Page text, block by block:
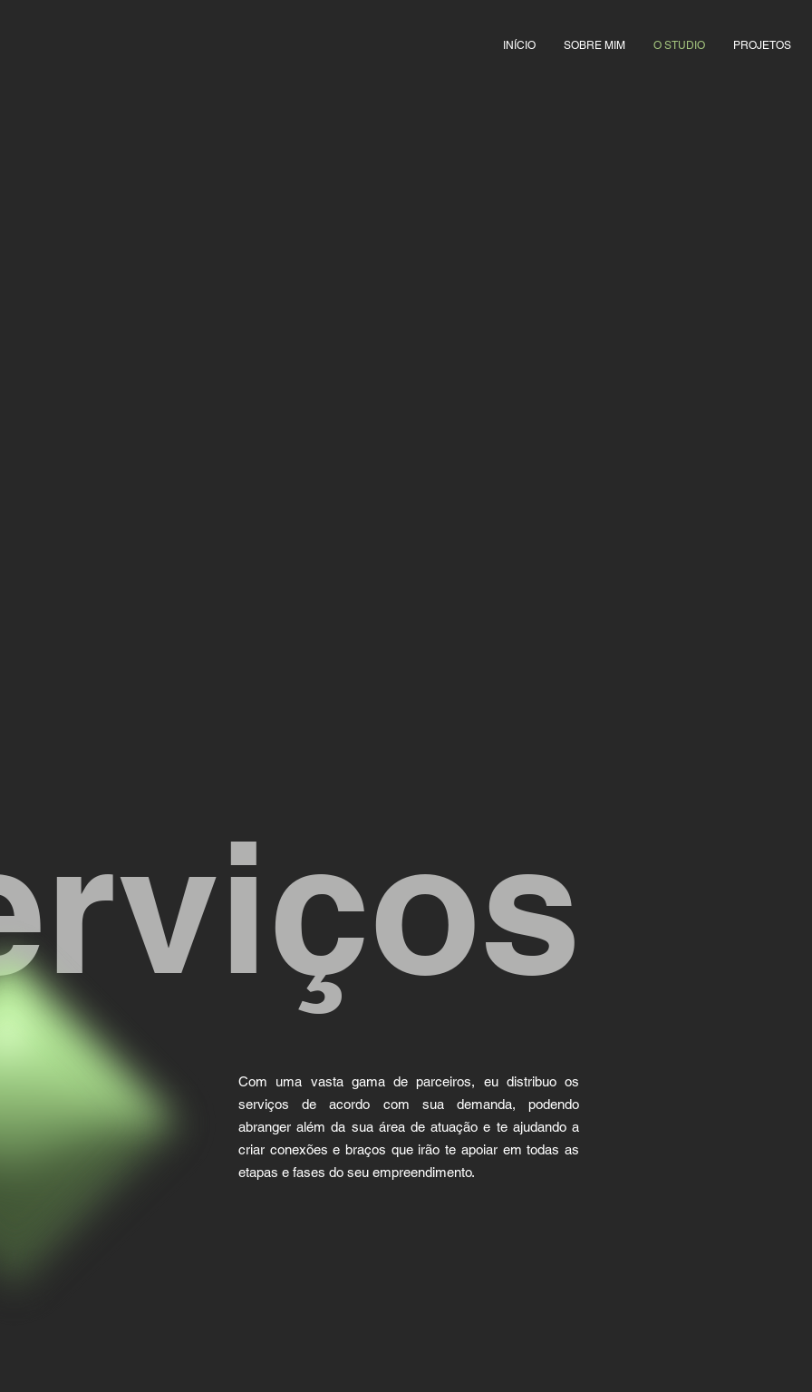
INÍCIO SOBRE MIM O STUDIO PROJETOS
Com uma vasta gama de parceiros, eu distribuo os
serviços de acordo com sua demanda, podendo
abranger além da sua área de atuação e te ajudando a
criar conexões e braços que irão te apoiar em todas as
etapas e fases do seu empreendimento.